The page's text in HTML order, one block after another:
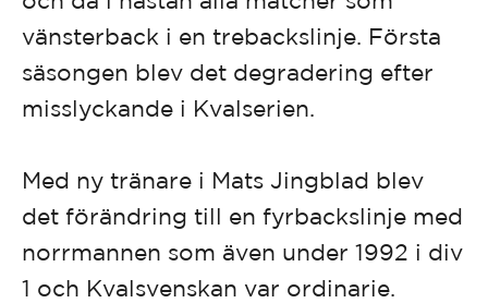
vänsterback i en trebackslinje. Första
säsongen blev det degradering efter
misslyckande i Kvalserien.
Med ny tränare i Mats Jingblad blev
det förändring till en fyrbackslinje med
norrmannen som även under 1992 i div
1 och Kvalsvenskan var ordinarie.